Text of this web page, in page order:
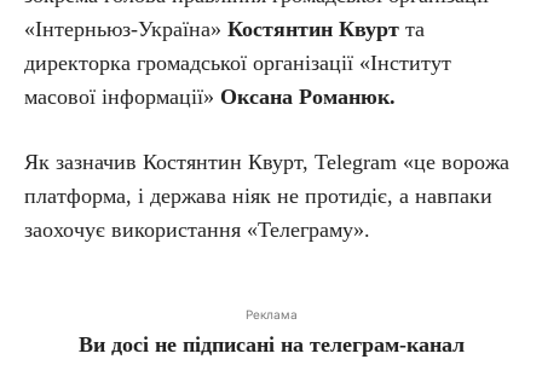
«Інтерньюз-Україна» Костянтин Квурт та
директорка громадської організації «Інститут
масової інформації» Оксана Романюк.
Як зазначив Костянтин Квурт, Telegram «це ворожа
платформа, і держава ніяк не протидіє, а навпаки
заохочує використання «Телеграму».
Реклама
Ви досі не підписані на телеграм-канал